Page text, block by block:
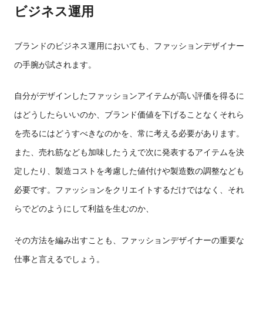
ビジネス運用
ブランドのビジネス運用においても、ファッションデザイナー
の手腕が試されます。
自分がデザインしたファッションアイテムが高い評価を得るに
はどうしたらいいのか、ブランド価値を下げることなくそれら
を売るにはどうすべきなのかを、常に考える必要があります。
また、売れ筋なども加味したうえで次に発表するアイテムを決
定したり、製造コストを考慮した値付けや製造数の調整なども
必要です。ファッションをクリエイトするだけではなく、それ
らでどのようにして利益を生むのか、
その方法を編み出すことも、ファッションデザイナーの重要な
仕事と言えるでしょう。